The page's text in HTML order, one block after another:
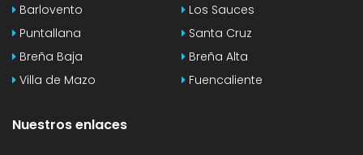
Barlovento
Los Sauces
Puntallana
Santa Cruz
Breña Baja
Breña Alta
Villa de Mazo
Fuencaliente
Nuestros enlaces